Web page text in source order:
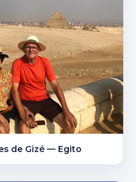
de Gizé — Egito